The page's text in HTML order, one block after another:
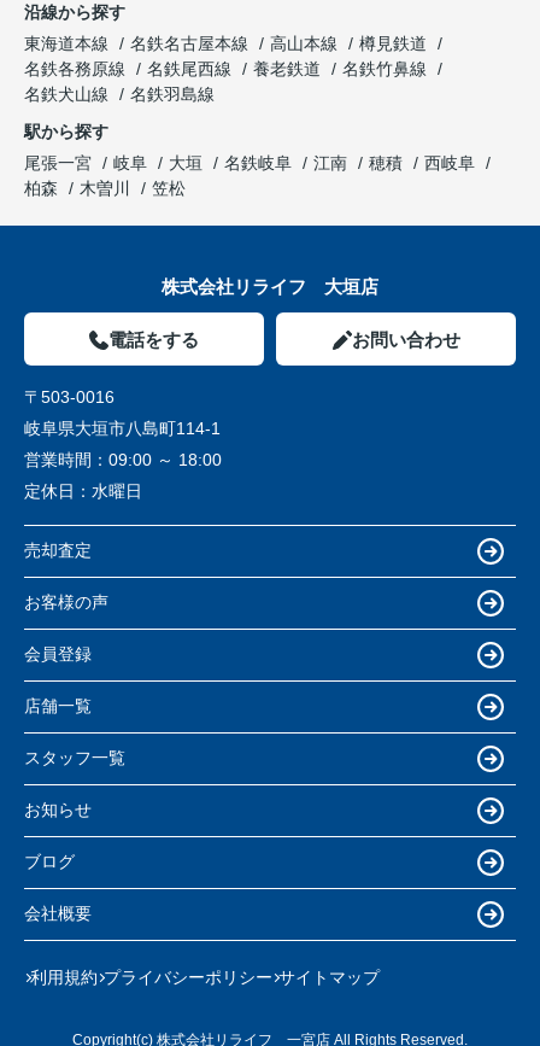
沿線から探す
東海道本線
名鉄名古屋本線 高山本線
樽見鉄道
名鉄各務原線
名鉄尾西線 養老鉄道
名鉄竹鼻線
名鉄犬山線
名鉄羽島線
駅から探す
尾張一宮
岐阜 大垣 名鉄岐阜 江南 穂積
西岐阜
柏森
木曽川 笠松
株式会社リライフ 大垣店
電話をする お問い合わせ
〒503-0016
岐阜県大垣市八島町114-1
営業時間： 09:00 ～ 18:00
定休日： 水曜日
売却査定
お客様の声
会員登録
店舗一覧
スタッフ一覧
お知らせ
ブログ
会社概要
利用規約 プライバシーポリシー サイトマップ
Copyright(c) 株式会社リライフ 一宮店 All Rights Reserved.